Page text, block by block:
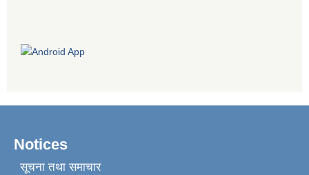
Notices
सूचना तथा समाचार